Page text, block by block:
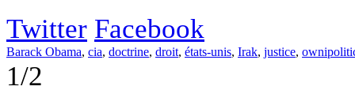
Twitter Facebook
Barack Obama, cia, doctrine, droit, états-unis, Irak, justice,
1/2